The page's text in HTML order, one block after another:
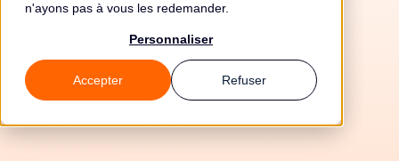
n'ayons pas à vous les redemander.
Personnaliser
Accepter Refuser
22/5/26